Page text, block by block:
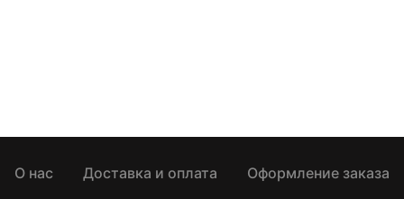
О нас Доставка и оплата Оформление заказа